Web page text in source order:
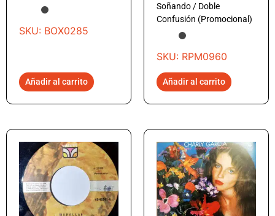
SKU: BOX0285
Añadir al carrito
Soñando / Doble
Confusión (Promocional)
SKU: RPM0960
Añadir al carrito